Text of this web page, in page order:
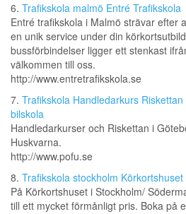
6. Trafikskola malmö Entré Trafikskola
Entré trafikskola i Malmö strävar efter
en unik service under din
bussförbindelser ligger ett stenkast
välkommen till oss.
http://www.entretrafikskola.se
7. Trafikskola Handledarkurs
bilskola
Handledarkurser och Riskettan i
Huskvarna.
http://www.pofu.se
8. Trafikskola stockholm Körkortshuset
På Körkortshuset i Stockholm/
till ett mycket förmånligt pris. Boka på